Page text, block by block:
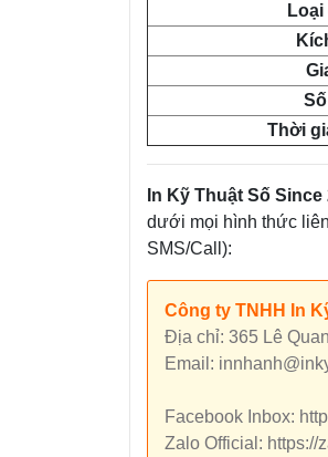
Thời
In Kỹ Thuật Số Since
dưới mọi hình thức
SMS/Call):
Công ty TNHH In
Địa chỉ: 365 Lê
Email:
Facebook Inbox:
Zalo Official: https://